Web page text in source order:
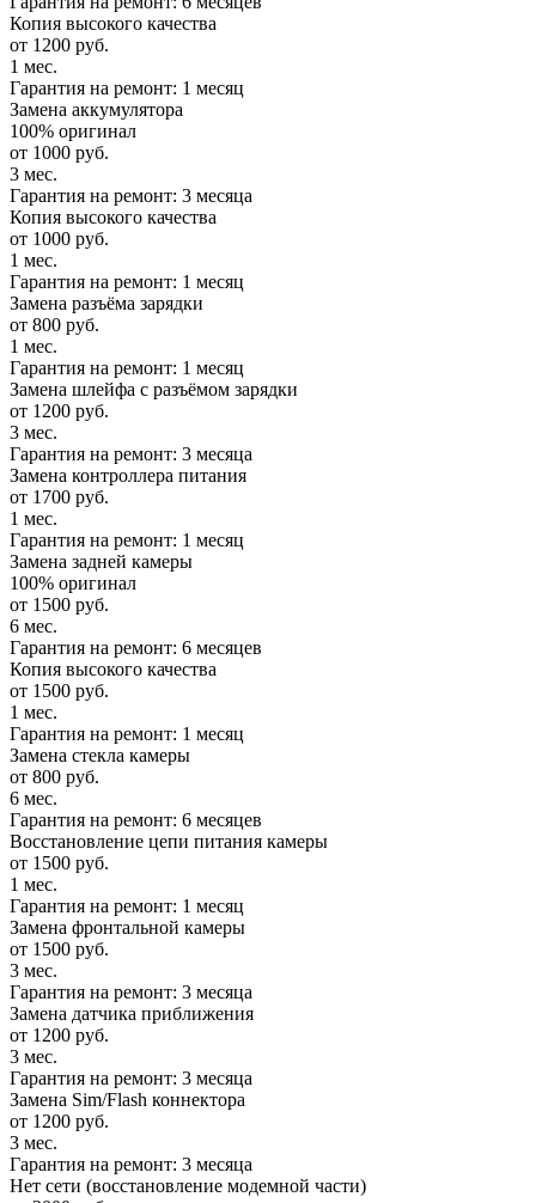
Копия высокого качества
от 1200 руб.
1 мес.
Гарантия на ремонт: 1 месяц
Замена аккумулятора
100% оригинал
от 1000 руб.
3 мес.
Гарантия на ремонт: 3 месяца
Копия высокого качества
от 1000 руб.
1 мес.
Гарантия на ремонт: 1 месяц
Замена разъёма зарядки
от 800 руб.
1 мес.
Гарантия на ремонт: 1 месяц
Замена шлейфа с разъёмом зарядки
от 1200 руб.
3 мес.
Гарантия на ремонт: 3 месяца
Замена контроллера питания
от 1700 руб.
1 мес.
Гарантия на ремонт: 1 месяц
Замена задней камеры
100% оригинал
от 1500 руб.
6 мес.
Гарантия на ремонт: 6 месяцев
Копия высокого качества
от 1500 руб.
1 мес.
Гарантия на ремонт: 1 месяц
Замена стекла камеры
от 800 руб.
6 мес.
Гарантия на ремонт: 6 месяцев
Восстановление цепи питания камеры
от 1500 руб.
1 мес.
Гарантия на ремонт: 1 месяц
Замена фронтальной камеры
от 1500 руб.
3 мес.
Гарантия на ремонт: 3 месяца
Замена датчика приближения
от 1200 руб.
3 мес.
Гарантия на ремонт: 3 месяца
Замена Sim/Flash коннектора
от 1200 руб.
3 мес.
Гарантия на ремонт: 3 месяца
Нет сети (восстановление модемной части)